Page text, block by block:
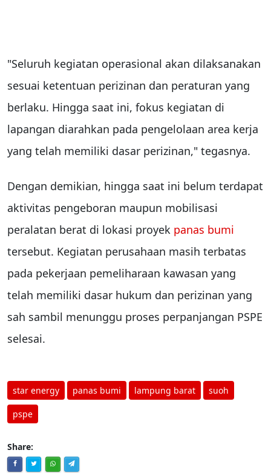
"Seluruh kegiatan operasional akan dilaksanakan
sesuai ketentuan perizinan dan peraturan yang
berlaku. Hingga saat ini, fokus kegiatan di
lapangan diarahkan pada pengelolaan area kerja
yang telah memiliki dasar perizinan," tegasnya.
Dengan demikian, hingga saat ini belum terdapat
aktivitas pengeboran maupun mobilisasi
peralatan berat di lokasi proyek panas bumi
tersebut. Kegiatan perusahaan masih terbatas
pada pekerjaan pemeliharaan kawasan yang
telah memiliki dasar hukum dan perizinan yang
sah sambil menunggu proses perpanjangan PSPE
selesai.
star energy panas bumi lampung barat suoh
pspe
Share: